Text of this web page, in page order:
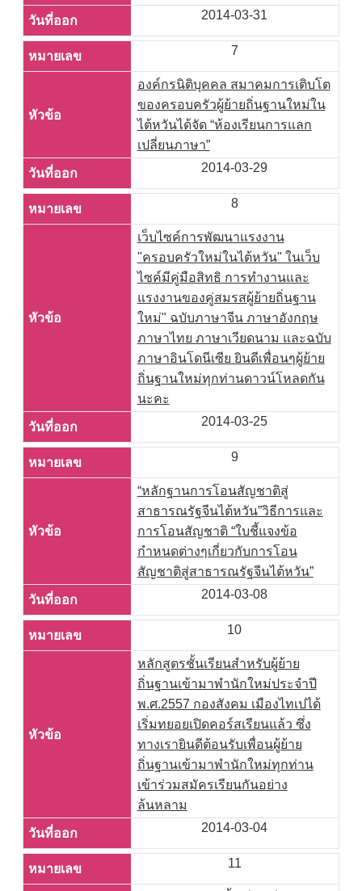
2014-03-31
7
องค์กรนิติบุคคล สมาคมการเติบโต
ของครอบครัวผู้ย้ายถิ่นฐานใหม่ใน
ไต้หวันได้จัด “ห้องเรียนการแลก
เปลี่ยนภาษา”
2014-03-29
8
เว็บไซค์การพัฒนาแรงงาน
"ครอบครัวใหม่ในไต้หวัน" ในเว็บ
ไซค์มีคู่มือสิทธิ การทำงานและ
แรงงานของคู่สมรสผู้ย้ายถิ่นฐาน
ใหม่" ฉบับภาษาจีน ภาษาอังกฤษ
ภาษาไทย ภาษาเวียดนาม และฉบับ
ภาษาอินโดนีเซีย ยินดีเพื่อนๆผู้ย้าย
ถิ่นฐานใหม่ทุกท่านดาวน์โหลดกัน
นะคะ
2014-03-25
9
“หลักฐานการโอนสัญชาติสู่
สาธารณรัฐจีนไต้หวัน”วิธีการและ
การโอนสัญชาติ “ใบชี้แจงข้อ
กำหนดต่างๆเกี่ยวกับการโอน
สัญชาติสู่สาธารณรัฐจีนไต้หวัน”
2014-03-08
10
หลักสูตรชั้นเรียนสำหรับผู้ย้าย
ถิ่นฐานเข้ามาพำนักใหม่ประจำปี
พ.ศ.2557 กองสังคม เมืองไทเปได้
เริ่มทยอยเปิดคอร์สเรียนแล้ว ซึ่ง
ทางเรายินดีต้อนรับเพื่อนผู้ย้าย
ถิ่นฐานเข้ามาพำนักใหม่ทุกท่าน
เข้าร่วมสมัครเรียนกันอย่าง
ล้นหลาม
2014-03-04
11